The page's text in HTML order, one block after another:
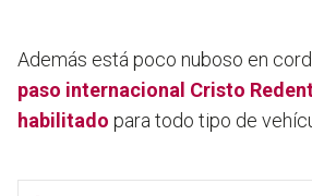
Además está poco nuboso en
paso internacional Cristo
habilitado para todo tipo de